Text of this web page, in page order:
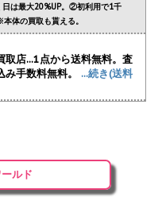
は最大20%UP。②初利用で1千
体の買取も貰える。
店...1点から送料無料。査
手数料無料。
...続き(送料
ルド